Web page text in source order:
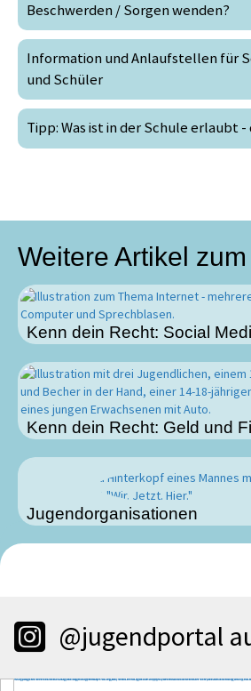
Beschwerden / Sorgen wenden?
Information und Anlaufstellen für
und Schüler
Tipp: Was ist in der Schule erlaubt -
Weitere Artikel
Kenn dein Recht: Social
Kenn dein Recht: Geld und
Jugendorganisationen
@jugendportal